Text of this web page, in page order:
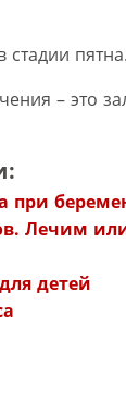
стадии пятна.
– это
при
Лечим
детей